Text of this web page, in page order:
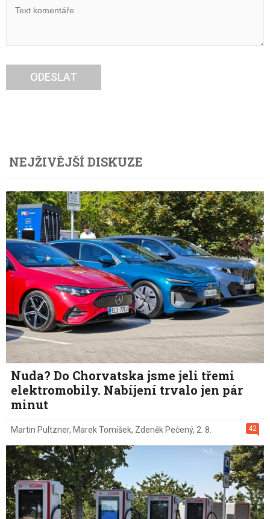
ODESLAT
NEJŽIVĚJŠÍ DISKUZE
Nuda? Do Chorvatska jsme jeli třemi
elektromobily. Nabíjení trvalo jen pár
minut
42
Martin Pultzner, Marek Tomíšek, Zdeněk Pečený, 2. 8.